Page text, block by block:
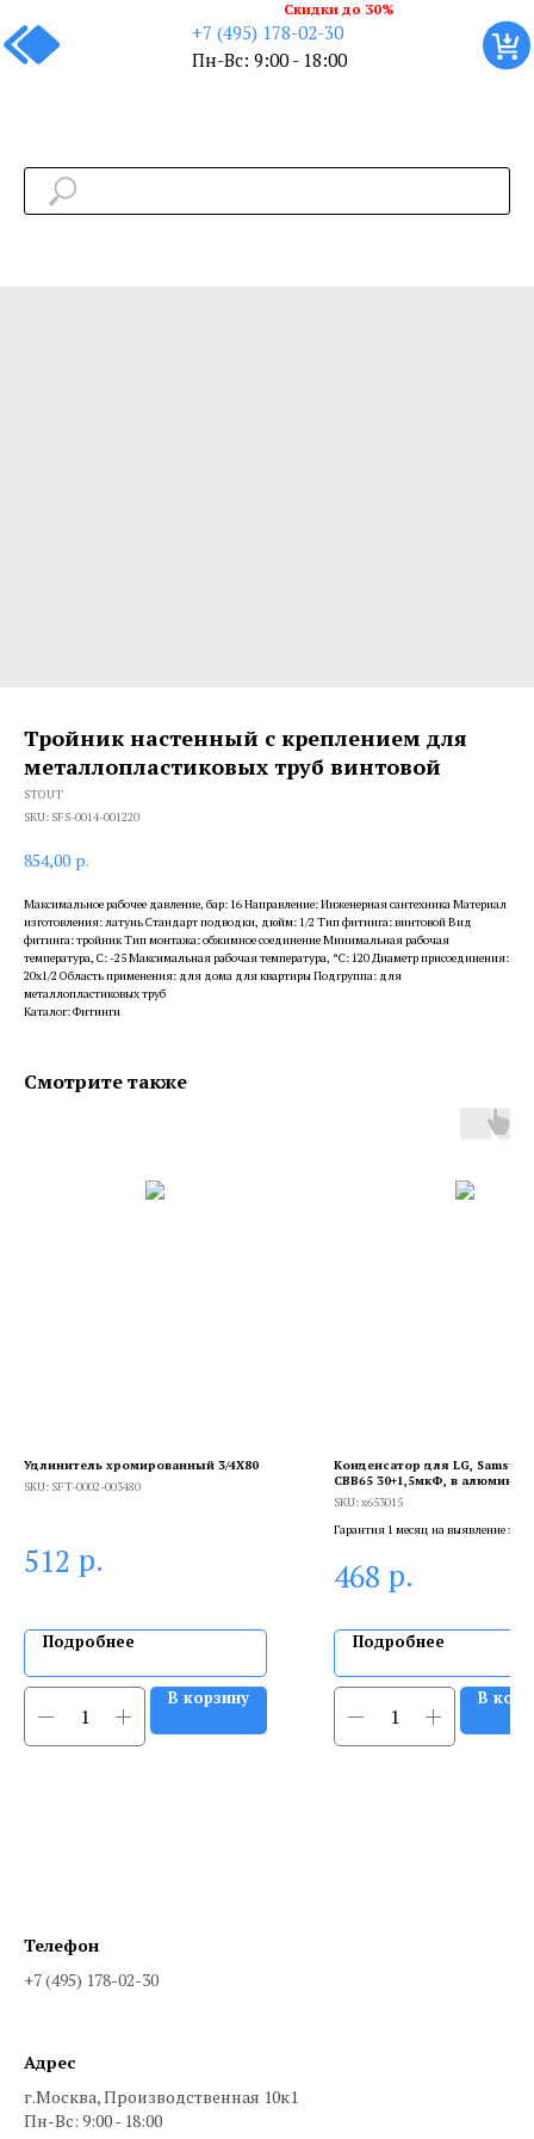
+7 (495) 178-02-30
Пн-Вс: 9:00 - 18:00
Скидки до 30%
Тройник настенный с креплением для
металлопластиковых труб винтовой
STOUT
SKU: SFS-0014-001220
854,00 р.
Максимальное рабочее давление, бар: 16 Направление: Инженерная сантехника Материал
изготовления: латунь Стандарт подводки, дюйм: 1/2 Тип фитинга: винтовой Вид
фитинга: тройник Тип монтажа: обжимное соединение Минимальная рабочая
температура, С: -25 Максимальная рабочая температура, °С: 120 Диаметр присоединения:
20x1/2 Область применения: для дома для квартиры Подгруппа: для
металлопластиковых труб
Каталог: Фитинги
Смотрите также
Удлинитель хромированный 3/4X80
SKU: SFT-0002-003480
512 р.
Подробнее
В корзину
Конденсатор для LG,
СВВ65 30+1,5мкФ, в
корпусе, совмещенный, 450V,
SKU:x653015
Гарантия 1 месяц на выявление
сертифицированный специалист.
468 р.
Подробнее
В
Телефон
+7 (495) 178-02-30
Адрес
г.Москва, Производственная 10к1
Пн-Вс: 9:00 - 18:00